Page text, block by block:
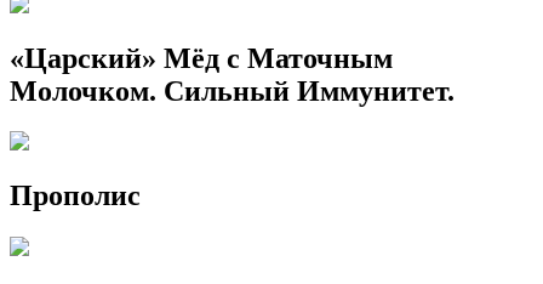
«Царский» Мёд с Маточным
Молочком. Сильный Иммунитет.
Прополис